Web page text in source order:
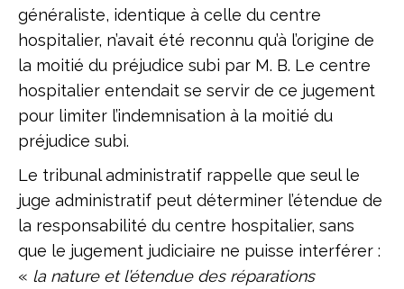
généraliste, identique à celle du centre
hospitalier, n’avait été reconnu qu’à l’origine de
la moitié du préjudice subi par M. B. Le centre
hospitalier entendait se servir de ce jugement
pour limiter l’indemnisation à la moitié du
préjudice subi.
Le tribunal administratif rappelle que seul le
juge administratif peut déterminer l’étendue de
la responsabilité du centre hospitalier, sans
que le jugement judiciaire ne puisse interférer :
« la nature et l’étendue des réparations